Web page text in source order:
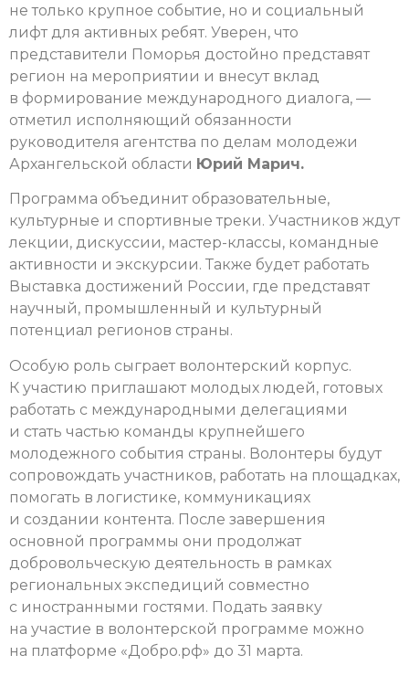
не только крупное событие, но и социальный
лифт для активных ребят. Уверен, что
представители Поморья достойно представят
регион на мероприятии и внесут вклад
в формирование международного диалога, —
отметил исполняющий обязанности
руководителя агентства по делам молодежи
Архангельской области Юрий Марич.
Программа объединит образовательные,
культурные и спортивные треки. Участников ждут
лекции, дискуссии, мастер-классы, командные
активности и экскурсии. Также будет работать
Выставка достижений России, где представят
научный, промышленный и культурный
потенциал регионов страны.
Особую роль сыграет волонтерский корпус.
К участию приглашают молодых людей, готовых
работать с международными делегациями
и стать частью команды крупнейшего
молодежного события страны. Волонтеры будут
сопровождать участников, работать на площадках,
помогать в логистике, коммуникациях
и создании контента. После завершения
основной программы они продолжат
добровольческую деятельность в рамках
региональных экспедиций совместно
с иностранными гостями. Подать заявку
на участие в волонтерской программе можно
на платформе «Добро.рф» до 31 марта.